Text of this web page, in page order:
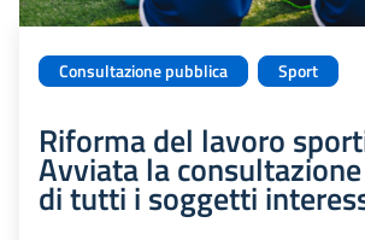
Consultazione pubblica Sport
Riforma del lavoro
Avviata la
di tutti i soggetti